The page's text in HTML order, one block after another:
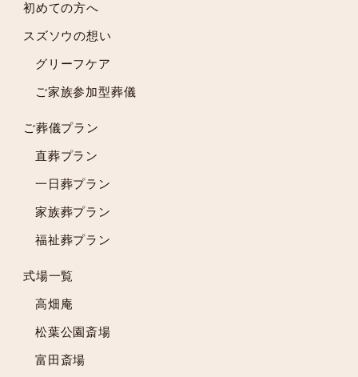
2024年2月
2024年1月
2023年12月
2023年10月
2023年9月
2023年6月
2023年5月
2023年4月
2023年2月
2023年1月
2022年11月
2022年10月
初めての方へ
スズソウの想い
グリーフケア
ご家族参加型葬儀
ご葬儀プラン
直葬プラン
一日葬プラン
家族葬プラン
福祉葬プラン
式場一覧
高畑庵
松葉公園斎場
富田斎場